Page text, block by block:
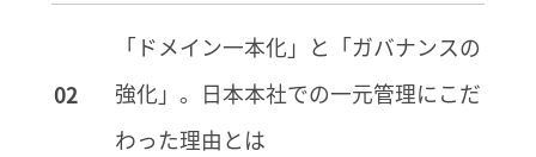
「ドメイン一本化」と「ガバナンスの
強化」。日本本社での一元管理にこだ
わった理由とは